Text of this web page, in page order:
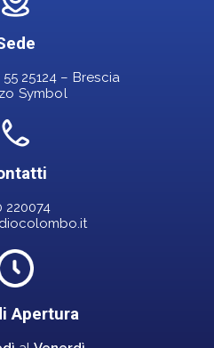
25124 – Brescia
Symbol
220074
Apertura